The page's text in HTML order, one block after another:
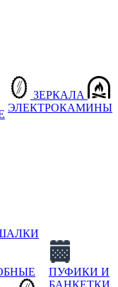
ЗЕРКАЛА
ЭЛЕКТРОКАМИНЫ
ПУФИКИ И